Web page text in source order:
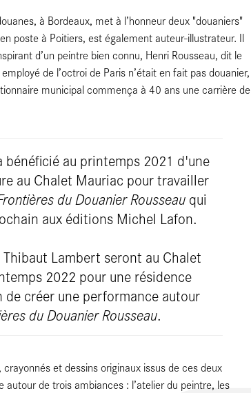
à Bordeaux, met à l’honneur deux "douaniers"
poste à Poitiers, est également auteur-illustrateur. Il
d’un peintre bien connu, Henri Rousseau, dit le
de l’octroi de Paris n’était en fait pas douanier,
municipal commença à 40 ans une carrière de
bénéficié au printemps 2021 d'une
au Chalet Mauriac pour travailler
du Douanier Rousseau qui
aux éditions Michel Lafon.
Lambert seront au Chalet
2022 pour une résidence
créer une performance autour
du Douanier Rousseau.
crayonnés et dessins originaux issus de ces deux
autour de trois ambiances : l’atelier du peintre, les